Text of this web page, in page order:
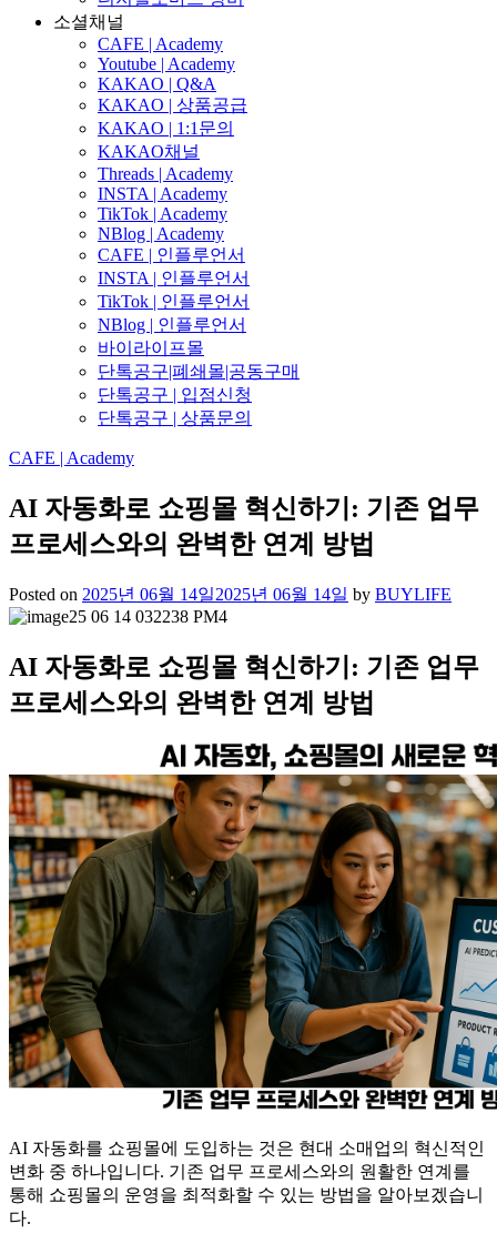
소셜채널
CAFE | Academy
Youtube | Academy
KAKAO | Q&A
KAKAO | 상품공급
KAKAO | 1:1문의
KAKAO채널
Threads | Academy
INSTA | Academy
TikTok | Academy
NBlog | Academy
CAFE | 인플루언서
INSTA | 인플루언서
TikTok | 인플루언서
NBlog | 인플루언서
바이라이프몰
단톡공구|폐쇄몰|공동구매
단톡공구 | 입점신청
단톡공구 | 상품문의
CAFE | Academy
AI 자동화로 쇼핑몰 혁신하기: 기존 업무
프로세스와의 완벽한 연계 방법
Posted on 2025년 06월 14일2025년 06월 14일 by BUYLIFE
AI 자동화로 쇼핑몰 혁신하기: 기존 업무
프로세스와의 완벽한 연계 방법
AI 자동화를 쇼핑몰에 도입하는 것은 현대 소매업의 혁신적인
변화 중 하나입니다. 기존 업무 프로세스와의 원활한 연계를
통해 쇼핑몰의 운영을 최적화할 수 있는 방법을 알아보겠습니
다.